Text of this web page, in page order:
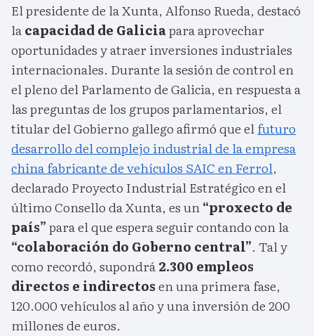
El presidente de la Xunta, Alfonso Rueda, destacó
lacapacidad de Galiciapara aprovechar
oportunidades y atraer inversiones industriales
internacionales. Durante la sesión de control en
el pleno del Parlamento de Galicia, en respuesta a
las preguntas de los grupos parlamentarios, el
titular del Gobierno gallego afirmó que elfuturo
desarrollo del complejo industrial de la empresa
china fabricante de vehículos SAIC en Ferrol,
declarado Proyecto Industrial Estratégico en el
último Consello da Xunta, es un“proxecto de
país”para el que espera seguir contando con la
“colaboración do Goberno central”. Tal y
como recordó, supondrá2.300 empleos
directos e indirectosen una primera fase,
120.000 vehículos al año y una inversión de 200
millones de euros.